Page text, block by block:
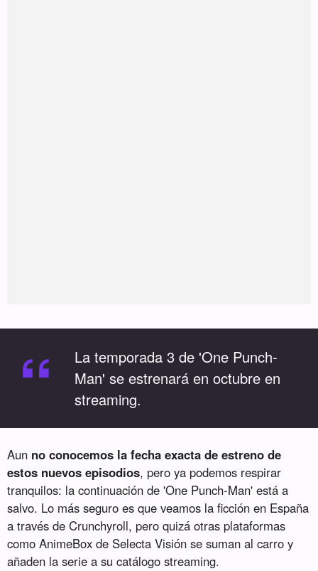
“
La temporada 3 de 'One Punch-
Man' se estrenará en octubre en
streaming.
Aun no conocemos la fecha exacta de estreno de
estos nuevos episodios, pero ya podemos respirar
tranquilos: la continuación de 'One Punch-Man' está a
salvo. Lo más seguro es que veamos la ficción en España
a través de Crunchyroll, pero quizá otras plataformas
como AnimeBox de Selecta Visión se suman al carro y
añaden la serie a su catálogo streaming.